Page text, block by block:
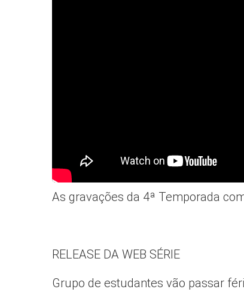
As gravações da 4ª Temporada
RELEASE DA WEB SÉRIE
Grupo de estudantes vão passar